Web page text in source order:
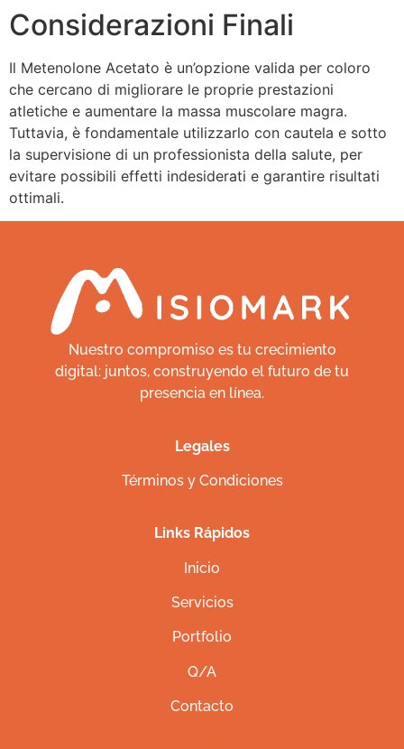
Considerazioni Finali
Il Metenolone Acetato è un’opzione valida per coloro
che cercano di migliorare le proprie prestazioni
atletiche e aumentare la massa muscolare magra.
Tuttavia, è fondamentale utilizzarlo con cautela e sotto
la supervisione di un professionista della salute, per
evitare possibili effetti indesiderati e garantire risultati
ottimali.
Nuestro compromiso es tu crecimiento
digital: juntos, construyendo el futuro de tu
presencia en línea.
Legales
Términos y Condiciones
Links Rápidos
Inicio
Servicios
Portfolio
Q/A
Contacto